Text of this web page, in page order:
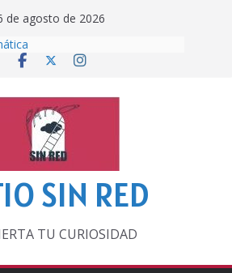
de agosto de 2026
hasta entonces…
broma infinita’ de recomendar
veraniegas
del Mundial
SIN RED
TU CURIOSIDAD